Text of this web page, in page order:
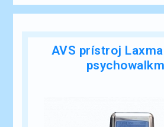
AVS prístroj